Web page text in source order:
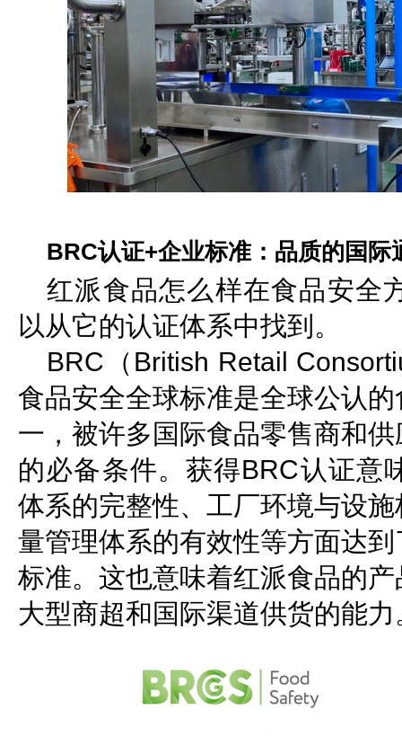
BRC认证+企业标准：品质的国际
红派食品怎么样在食品安全
以从它的认证体系中找到。
BRC（British Retail
食品安全全球标准是全球公认
一，被许多国际食品零售商和
的必备条件。获得BRC认证意
体系的完整性、工厂环境与设
量管理体系的有效性等方面达
标准。这也意味着红派食品的
大型商超和国际渠道供货的能力